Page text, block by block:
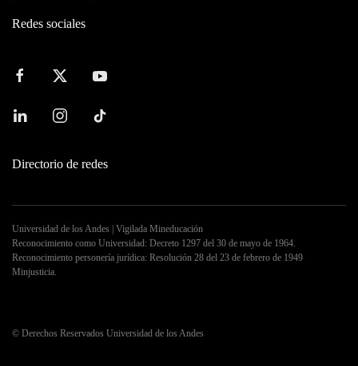
Redes sociales
Directorio de redes
Universidad de los Andes | Vigilada Mineducación
Reconocimiento como Universidad: Decreto 1297 del 30 de mayo de 1964.
Reconocimiento personería jurídica: Resolución 28 del 23 de febrero de 1949
Minjusticia.
© Derechos Reservados Universidad de los Andes